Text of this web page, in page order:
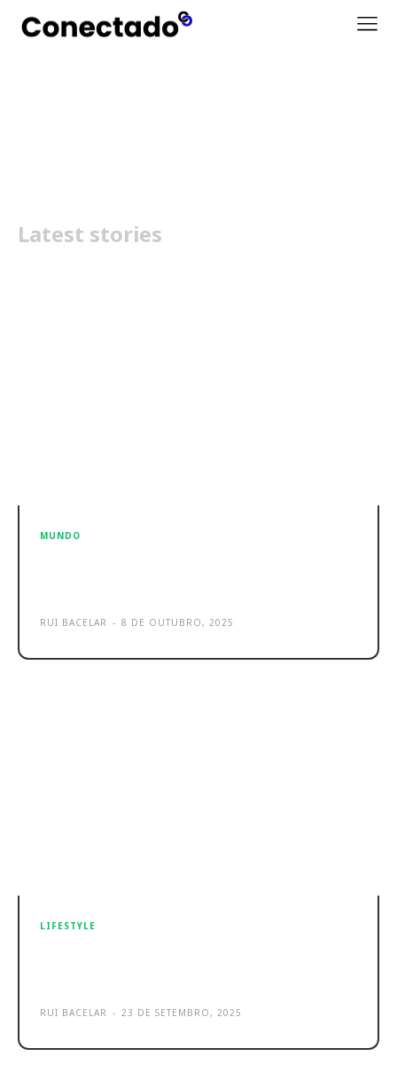
Latest stories
MUNDO
RUI BACELAR - 8 DE OUTUBRO, 2025
LIFESTYLE
RUI BACELAR - 23 DE SETEMBRO, 2025